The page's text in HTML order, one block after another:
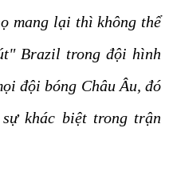
mang lại thì không thể
Brazil trong đội hình
đội bóng Châu Âu, đó
khác biệt trong trận